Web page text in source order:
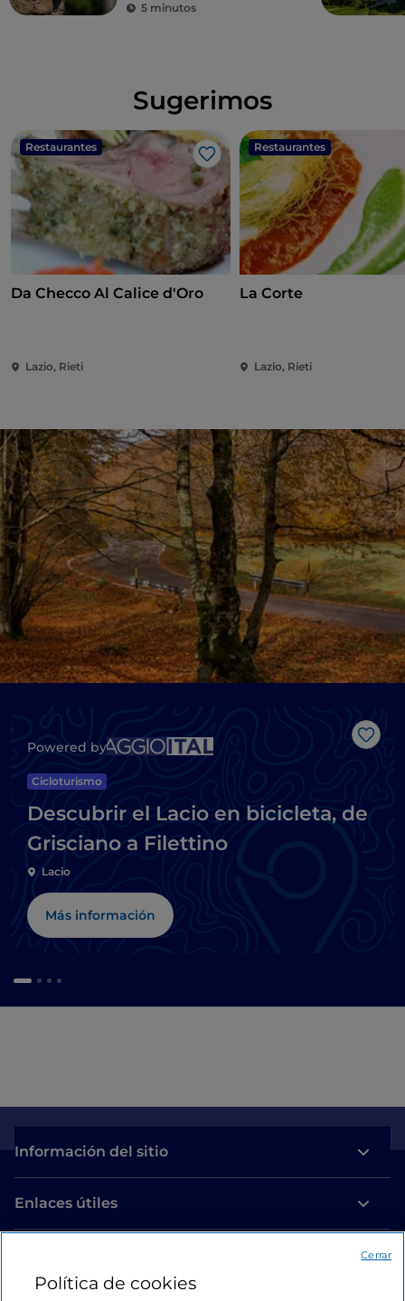
5 minutos
Sugerimos
Restaurantes
Me gusta
Da Checco Al Calice d'Oro
Lazio, Rieti
Restaurantes
La Corte
Lazio, Rieti
Me
Powered by
Cicloturismo
Descubrir el Lacio en bicicleta, de
Grisciano a Filettino
Lacio
Más información
Información del sitio
Enlaces útiles
Estamos en contacto
Política de cookies
Cerrar